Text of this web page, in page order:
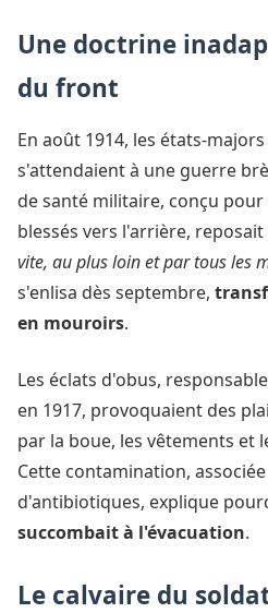
Une doctrine
du front
En août 1914, les états-
s'attendaient à une guerre
de santé militaire, conçu
blessés vers l'arrière,
vite, au plus loin et par tous les
s'enlisa dès septembre,
en mouroirs.
Les éclats d'obus,
en 1917, provoquaient des
par la boue, les vêtements et
Cette contamination,
d'antibiotiques, explique
succombait à l'évacuation.
Le calvaire du